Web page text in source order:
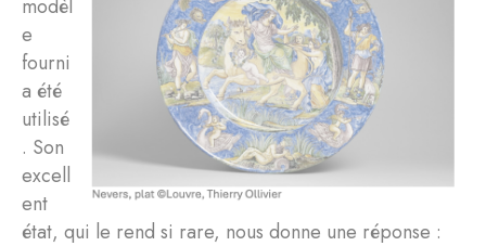
modèl
e
fourni
a été
utilisé
. Son
excell
ent
état, qui le rend si rare, nous donne une réponse :